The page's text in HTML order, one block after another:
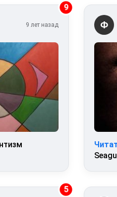
9
9 лет назад Ф
5